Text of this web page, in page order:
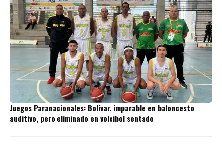
Juegos Paranacionales: Bolívar, imparable en baloncesto
auditivo, pero eliminado en voleibol sentado